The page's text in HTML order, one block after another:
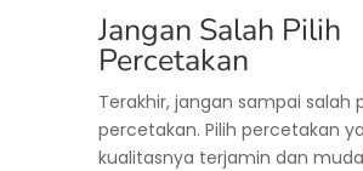
Jangan Salah Pilih
Percetakan
Terakhir, jangan sampai salah
percetakan. Pilih percetakan
kualitasnya terjamin dan